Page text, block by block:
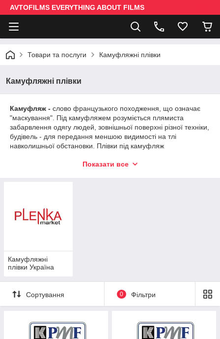
AVTOFILMS EVERYTHING ABOUT FILMS
Товари та послуги Камуфляжні плівки
Камуфляжні плівки
Камуфляж - слово французького походження, що означає
"маскування". Під камуфляжем розуміється плямиста
забарвлення одягу людей, зовнішньої поверхні різної техніки,
будівель - для передання меншою видимості на тлі
навколишньої обстановки. Плівки під камуфляж
колесах, кемперів, а також аксесуарів, починаючи від
випадку, авто обклеюють вініловою плівкою з необхідним
малюнком камуфляжу. Це стало модним напрямком в
малюнком займає зараз тут не останнє місце. Найчастіше
звичайно камуфляжными плівками обклеюють великі
позашляховики, які використовуються в основному для
полювання, але останнім часом дуже поширеною
тенденцією став міський камуфляж, який вже часто можна
зустріти як і на звичайних седанах, та спортивних машинах.
Показати все
Камуфляжні
плівки Україна
Сортування 0 Фільтри